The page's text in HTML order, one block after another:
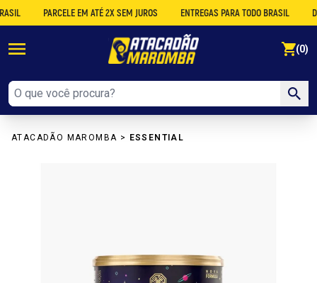
PARCELE EM ATÉ 2X SEM JUROS ENTREGAS PARA TODO BRASIL
(0)
ATACADÃO MAROMBA > ESSENTIAL